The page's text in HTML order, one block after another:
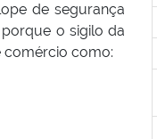
de segurança
o sigilo da
comércio como: